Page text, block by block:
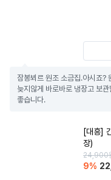
잠봉뵈르 원조 소금집.아시죠?
늦지않게 바로바로 냉장고 보
좋습니다.
[대흥]
장)
24,900
9%